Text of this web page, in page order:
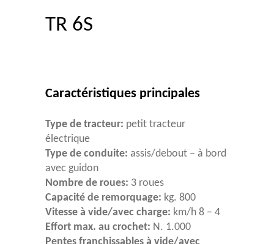
TR 6S
Caractéristiques principales
Type de tracteur: petit tracteur
électrique
Type de conduite: assis/debout – à bord
avec guidon
Nombre de roues: 3 roues
Capacité de remorquage: kg. 800
Vitesse à vide/avec charge: km/h 8 – 4
Effort max. au crochet: N. 1.000